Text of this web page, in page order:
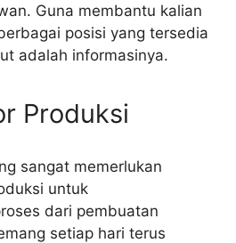
Guna membantu kalian
posisi yang tersedia
adalah informasinya.
Produksi
sangat memerlukan
untuk
dari pembuatan
setiap hari terus